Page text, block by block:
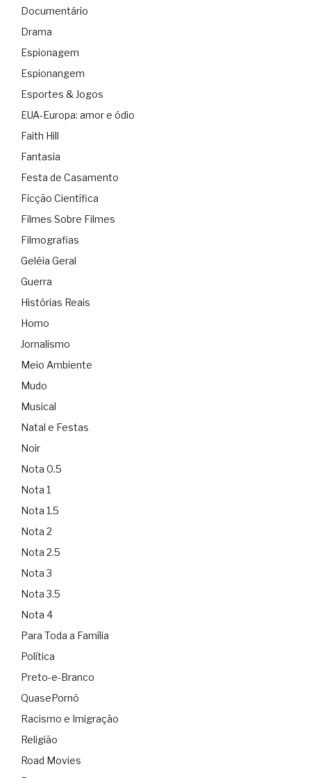
Documentário
Drama
Espionagem
Espionangem
Esportes & Jogos
EUA-Europa: amor e ódio
Faith Hill
Fantasia
Festa de Casamento
Ficção Científica
Filmes Sobre Filmes
Filmografias
Geléia Geral
Guerra
Histórias Reais
Homo
Jornalismo
Meio Ambiente
Mudo
Musical
Natal e Festas
Noir
Nota 0.5
Nota 1
Nota 1.5
Nota 2
Nota 2.5
Nota 3
Nota 3.5
Nota 4
Para Toda a Família
Política
Preto-e-Branco
QuasePornô
Racismo e Imigração
Religião
Road Movies